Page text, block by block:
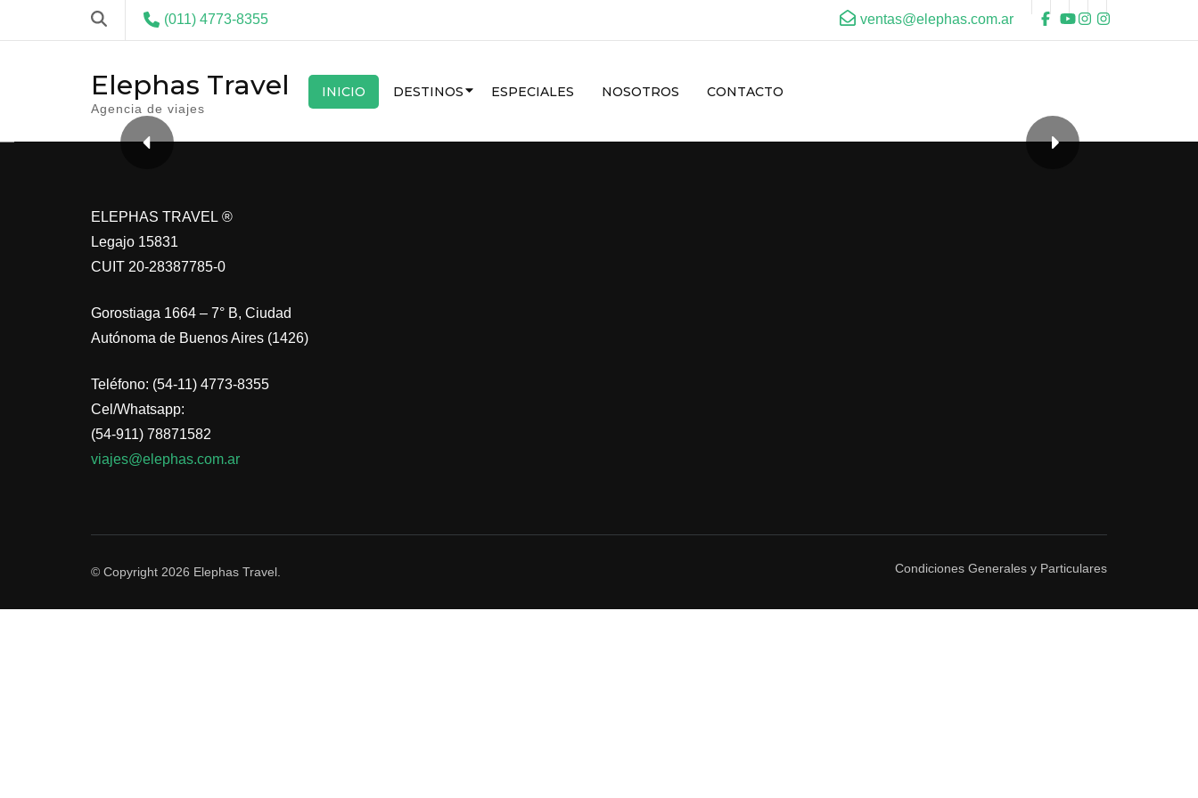
(011) 4773-8355 ventas@elephas.com.ar
Elephas Travel
Agencia de viajes
INICIO DESTINOS ESPECIALES NOSOTROS CONTACTO
CARIBE
ELEPHAS TRAVEL ®
Legajo 15831
CUIT 20-28387785-0
Gorostiaga 1664 – 7° B, Ciudad
Autónoma de Buenos Aires (1426)
Teléfono: (54-11) 4773-8355
Cel/Whatsapp:
(54-911) 78871582
viajes@elephas.com.ar
© Copyright 2026 Elephas Travel Condiciones Generales y Particulares